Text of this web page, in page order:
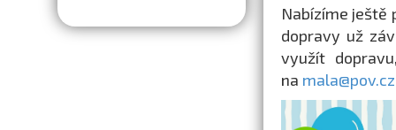
Nabízíme ještě
dopravy už
využít
na mala@pov.cz